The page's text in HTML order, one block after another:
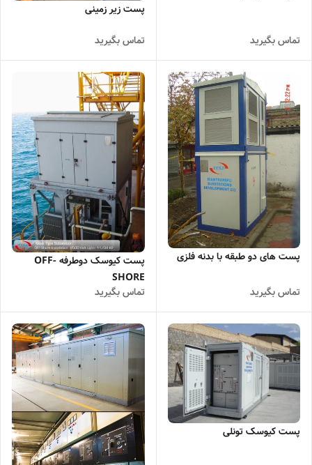
تماس بگیرید
پست زیر زمینی
تماس بگیرید
پست های دو طبقه با بدنه فلزی
تماس بگیرید
پست کیوسک دوطرفه OFF-
SHORE
تماس بگیرید
پست کیوسک تونلی